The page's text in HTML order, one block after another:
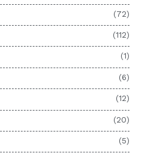
(72)
(112)
(1)
(6)
(12)
(20)
(5)